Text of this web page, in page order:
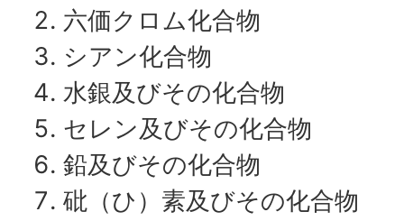
六価クロム化合物
シアン化合物
水銀及びその化合物
セレン及びその化合物
鉛及びその化合物
砒（ひ）素及びその化合物